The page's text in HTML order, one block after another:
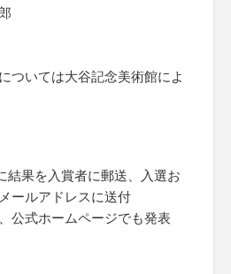
ついては大谷記念美術館によ
結果を入賞者に郵送、入選お
ールアドレスに送付
公式ホームページでも発表